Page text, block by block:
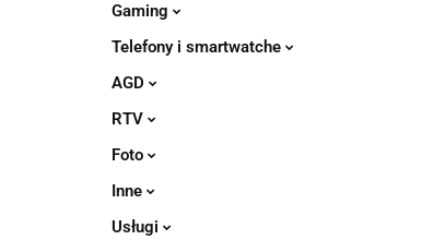
Gaming
Telefony i smartwatche
AGD
RTV
Foto
Inne
Usługi